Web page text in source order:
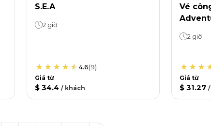
S.E.A
2 giờ
4.6(9)
Giá từ
$ 34.4 / khách
Vé
2 giờ
Giá từ
$ 31.27 /